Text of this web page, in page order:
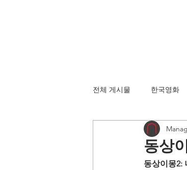
전체 게시물 한국영화
동상
동상이몽2: